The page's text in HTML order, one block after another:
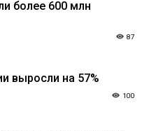
более 600 млн
87
выросли на 57%
100